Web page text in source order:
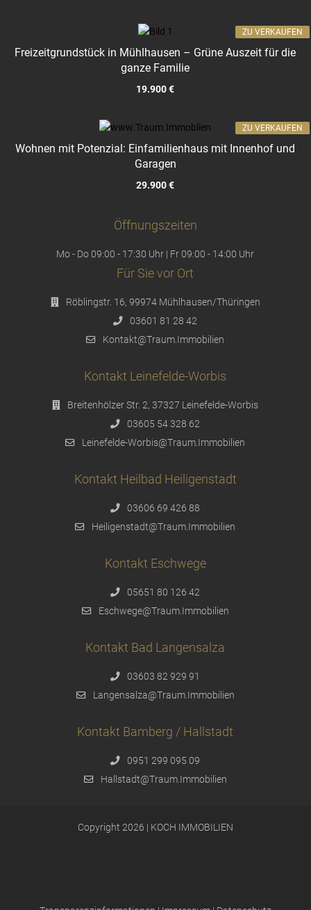
Freizeitgrundstück in Mühlhausen – Grüne Auszeit für die
ganze Familie
19.900 €
ZU VERKAUFEN
Wohnen mit Potenzial: Einfamilienhaus mit Innenhof und
Garagen
29.900 €
ZU VERKAUFEN
Öffnungszeiten
Mo - Do 09:00 - 17:30 Uhr | Fr 09:00 - 14:00 Uhr
Für Sie vor Ort
Röblingstr. 16, 99974 Mühlhausen/Thüringen
03601 81 28 42
Kontakt@Traum.Immobilien
Kontakt Leinefelde-Worbis
Breitenhölzer Str. 2, 37327 Leinefelde-Worbis
03605 54 328 62
Leinefelde-Worbis@Traum.Immobilien
Kontakt Heilbad Heiligenstadt
03606 69 426 88
Heiligenstadt@Traum.Immobilien
Kontakt Eschwege
05651 80 126 42
Eschwege@Traum.Immobilien
Kontakt Bad Langensalza
03603 82 929 91
Langensalza@Traum.Immobilien
Kontakt Bamberg / Hallstadt
0951 299 095 09
Hallstadt@Traum.Immobilien
Copyright 2026 | KOCH IMMOBILIEN